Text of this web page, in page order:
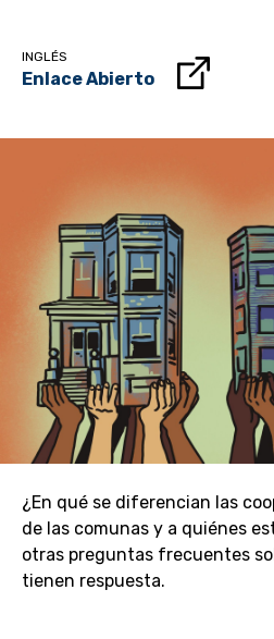
¿En qué se diferencian las
de las comunas y a quiénes
otras preguntas frecuentes
tienen respuesta.
INGLÉS
Enlace Abierto